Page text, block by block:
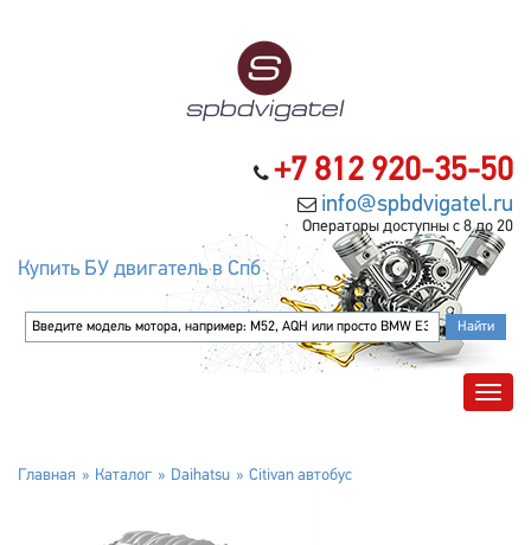
+7 812 920-35-50
info@spbdvigatel.ru
Операторы доступны с 8 до 20
Купить БУ двигатель в Спб
Главная Каталог Daihatsu Citivan автобус